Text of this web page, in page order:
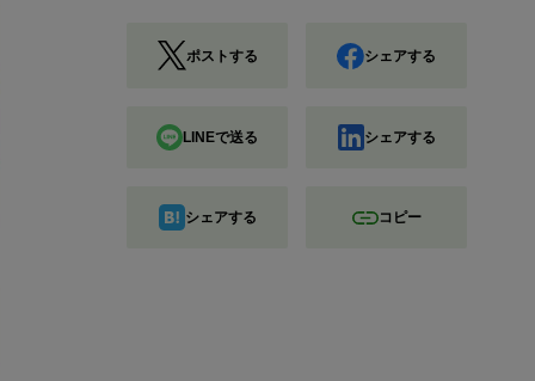
ポストする シェアする
LINEで送る シェアする
シェアする コピー